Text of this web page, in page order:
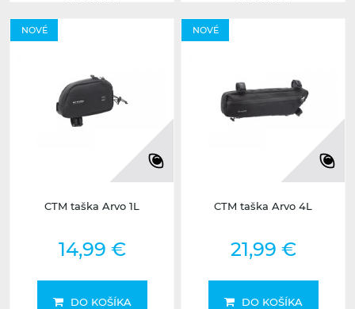
NOVÉ
CTM taška Arvo 1L
14,99 €
DO KOŠÍKA
NOVÉ
CTM taška Arvo 4L
21,99 €
DO KOŠÍKA